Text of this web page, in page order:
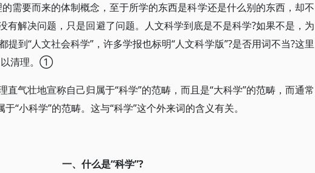
需要而来的体制概念，至于所学的东西是科学还是什么别的东西，却不
有解决问题，只是回避了问题。人文科学到底是不是科学?如果不是，为
到“人文社会科学”，许多学报也标明“人文科学版”?是否用词不当?这里
以清理。①
直气壮地宣称自己归属于“科学”的范畴，而且是“大科学”的范畴，而通常
“小科学”的范畴。这与“科学”这个外来词的含义有关。
一、什么是“科学”?